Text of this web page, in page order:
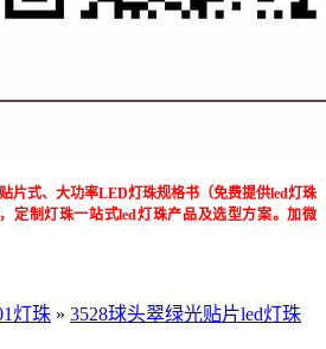
片式、大功率LED灯珠规格书（免费提供led灯珠
定制灯珠一站式led灯珠产品及选型方案。加微
灯珠 » 3528球头翠绿光贴片led灯珠